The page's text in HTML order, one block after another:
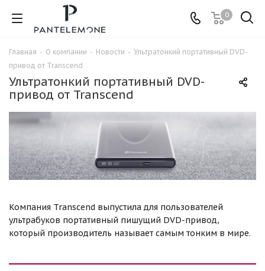
0
Главная - О компании - Новости - Ультратонкий портативный DVD-
привод от Transcend
Ультратонкий портативный DVD-
привод от Transcend
Компания Transcend выпустила для пользователей
ультрабуков портативный пишущий DVD-привод,
который производитель называет самым тонким в мире.